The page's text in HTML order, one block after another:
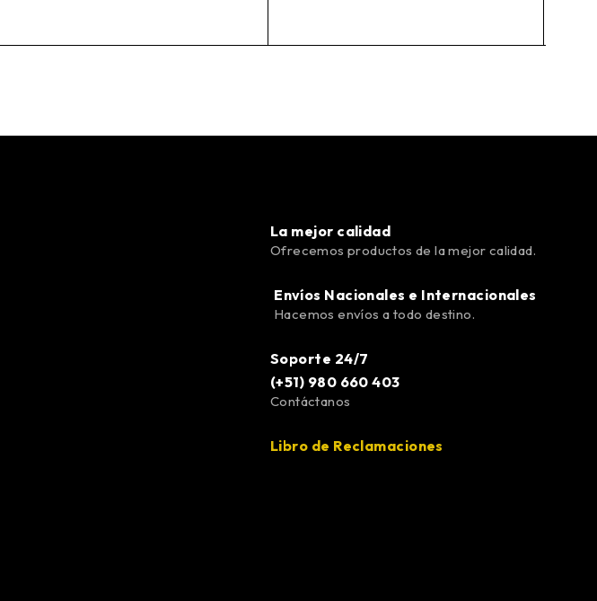
La mejor calidad
Ofrecemos productos de la mejor calidad.
Envíos Nacionales e Internacionales
Hacemos envíos a todo destino.
Soporte 24/7
(+51) 980 660 403
Contáctanos
Libro de Reclamaciones